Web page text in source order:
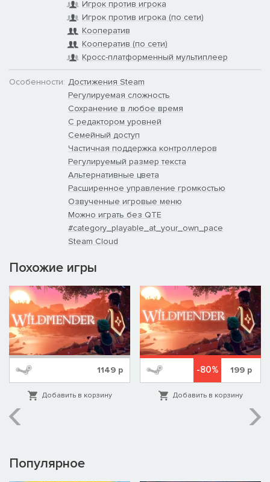
Игрок против игрока
Игрок против игрока (по сети)
Кооператив
Кооператив (по сети)
Кросс-платформенный мультиплеер
Особенности: Достижения Steam
Регулируемая сложность
Сохранение в любое время
С редактором уровней
Семейный доступ
Частичная поддержка контроллеров
Регулируемый размер текста
Альтернативные цвета
Расширенное управление громкостью
Озвученные игровые меню
Можно играть без QTE
#category_playable_at_your_own_pace
Steam Cloud
Похожие игры
1149 р
Добавить в корзину
-80% 199р
Добавить в корзину
Популярное